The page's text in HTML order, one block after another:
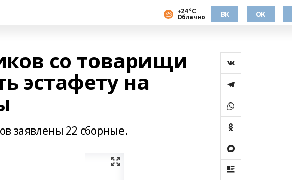
+24 °С
Облачно ВК OK
со товарищи
эстафету на
заявлены 22 сборные.